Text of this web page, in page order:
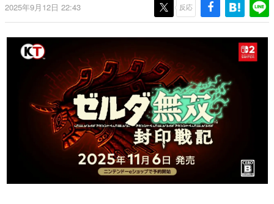
ゲーム世代の作家たち
ゲームに多大な影響を受けた作家さんに取材し、ゲームが
日本モバイルゲーム産業史
日本のモバイルゲーム史における主要なトピック・タイト
ルを網羅するほか、開発者へのインタビューや識者による
解説を掲載。約20年の歴史が一望できる決定版！
若ゲのいたり〜ゲームクリエイターの青春〜
『うつヌケ』『ペンと箸』等で知られるマンガ家・田中圭
一先生によるゲーム業界レポートマンガです。
なんでゲームは面白い？
ゲーム開発者・hamatsu氏がゲームの魅力を画面や操作の
具体的な形から解き明かしていく、硬派で骨太な評論連載
2025年9月12日 22:43 反応